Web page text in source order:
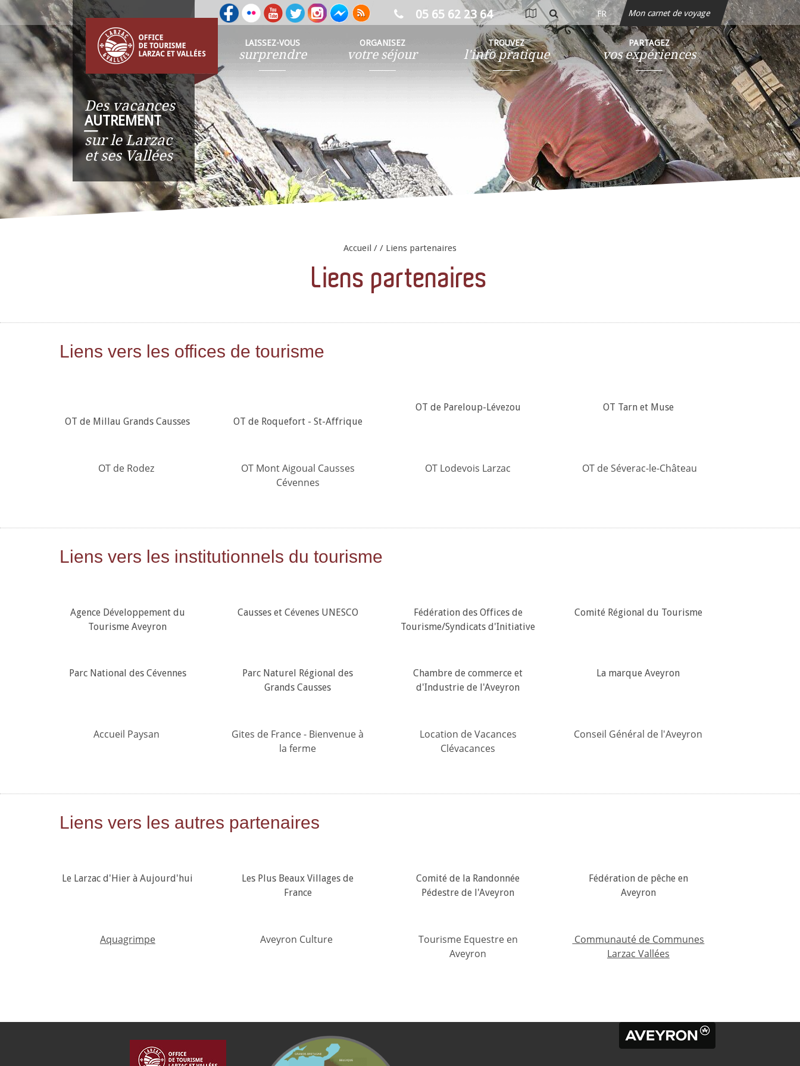
Des vacances
AUTREMENT
__
sur le Larzac
et ses Vallées
LAISSEZ-VOUS
surprendre
ORGANISEZ
votre séjour
TROUVEZ
l'info pratique
PARTAGEZ
vos expériences
05 65 62 23 64
carte
interactive
rechercher
FR Mon carnet de voyage
Accueil / / Liens partenaires
Liens partenaires
Liens vers les offices de tourisme
OT de Millau Grands Causses OT de Roquefort - St-Affrique
OT de Pareloup-Lévezou OT Tarn et Muse
OT de Rodez
OT Mont Aigoual Causses
Cévennes
OT Lodevois Larzac OT de Séverac-le-Château
Liens vers les institutionnels du tourisme
Agence Développement du
Tourisme Aveyron
Causses et Cévenes UNESCO
Fédération des Offices de
Tourisme/Syndicats d'Initiative
Comité Régional du Tourisme
Parc National des Cévennes
Parc Naturel Régional des
Grands Causses
Chambre de commerce et
d'Industrie de l'Aveyron
La marque Aveyron
Accueil Paysan
Gites de France - Bienvenue à
la ferme
Location de Vacances
Clévacances
Conseil Général de l'Aveyron
Liens vers les autres partenaires
Le Larzac d'Hier à Aujourd'hui
Les Plus Beaux Villages de
France
Comité de la Randonnée
Pédestre de l'Aveyron
Fédération de pêche en
Aveyron
Aquagrimpe Aveyron Culture
Tourisme Equestre en
Aveyron
Communauté de Communes
Larzac Vallées